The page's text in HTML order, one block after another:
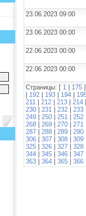
23.06.2023 09:00
23.06.2023 00:00
22.06.2023 00:00
22.06.2023 00:00
Страницы: [ 1 175
192 193 194
211
212 213 214
230
231 232 233
249
250 251 252
268
269 270 271
287
288 289 290
306
307 308 309
325
326 327 328
344
345 346 347
363
364 365 366